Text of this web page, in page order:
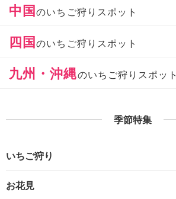
中国のいちご狩りスポット
四国のいちご狩りスポット
九州・沖縄のいちご狩りスポット
季節特集
いちご狩り
お花見